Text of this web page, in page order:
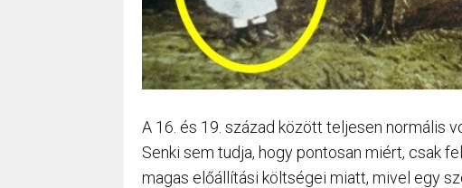
A 16. és 19. század között teljesen normális
Senki sem tudja, hogy pontosan miért, csak
magas előállítási költségei miatt, mivel egy